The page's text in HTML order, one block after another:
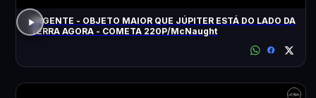
URGENTE - OBJETO MAIOR QUE JÚPITER ESTÁ DO LADO DA
TERRA AGORA - COMETA 220P/McNaught